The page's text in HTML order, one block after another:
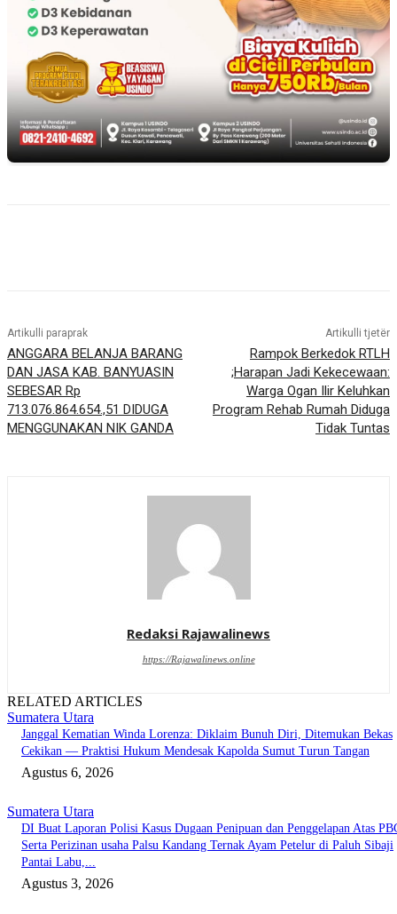
Artikulli paraprak
ANGGARA BELANJA BARANG
DAN JASA KAB. BANYUASIN
SEBESAR Rp
713.076.864.654.,51 DIDUGA
MENGGUNAKAN NIK GANDA
Artikulli tjetër
Rampok Berkedok RTLH
;Harapan Jadi Kekecewaan:
Warga Ogan Ilir Keluhkan
Program Rehab Rumah Diduga
Tidak Tuntas
Redaksi Rajawalinews
https://Rajawalinews.online
RELATED ARTICLES
Sumatera Utara
Janggal Kematian Winda Lorenza: Diklaim Bunuh Diri, Ditemukan Bekas
Cekikan — Praktisi Hukum Mendesak Kapolda Sumut Turun Tangan
Agustus 6, 2026
Sumatera Utara
DI Buat Laporan Polisi Kasus Dugaan Penipuan dan Penggelapan Atas
Serta Perizinan usaha Palsu Kandang Ternak Ayam Petelur di Paluh Sibaji
Pantai Labu,...
Agustus 3, 2026